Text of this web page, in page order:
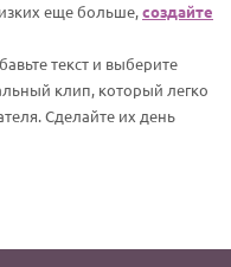
еще больше,создайте
текст и выберите
клип, который легко
Сделайте их день